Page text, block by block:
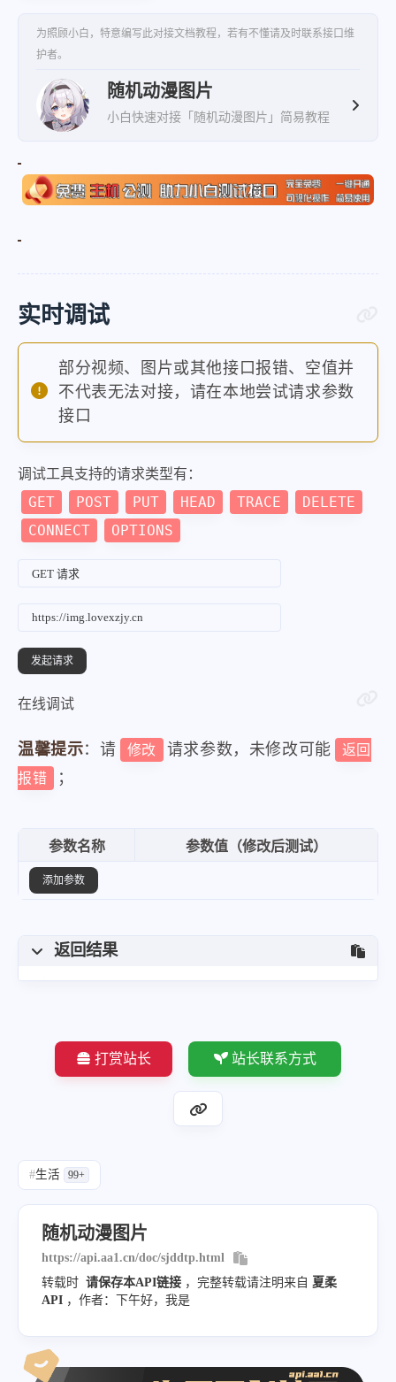
为照顾小白，特意编写此对接文档教程，若有不懂请及时联系接口维
护者。
随机动漫图片
小白快速对接「随机动漫图片」简易教程
实时调试
部分视频、图片或其他接口报错、空值并
不代表无法对接，请在本地尝试请求参数
接口
调试工具支持的请求类型有：
GET POST PUT HEAD TRACE
DELETE
CONNECT
OPTIONS
在线调试
温馨提示：请 修改 请求参数，未修改可能
返回
报错
；
参数名称 参数值（修改后测试）
添加参数
返回结果
打赏站长 站长联系方式
#生活 99+
随机动漫图片
https://api.aa1.cn/doc/sjddtp.html
转载时 请保存本API链接 ，完整转载请注明来自 夏柔
API ，作者：下午好，我是